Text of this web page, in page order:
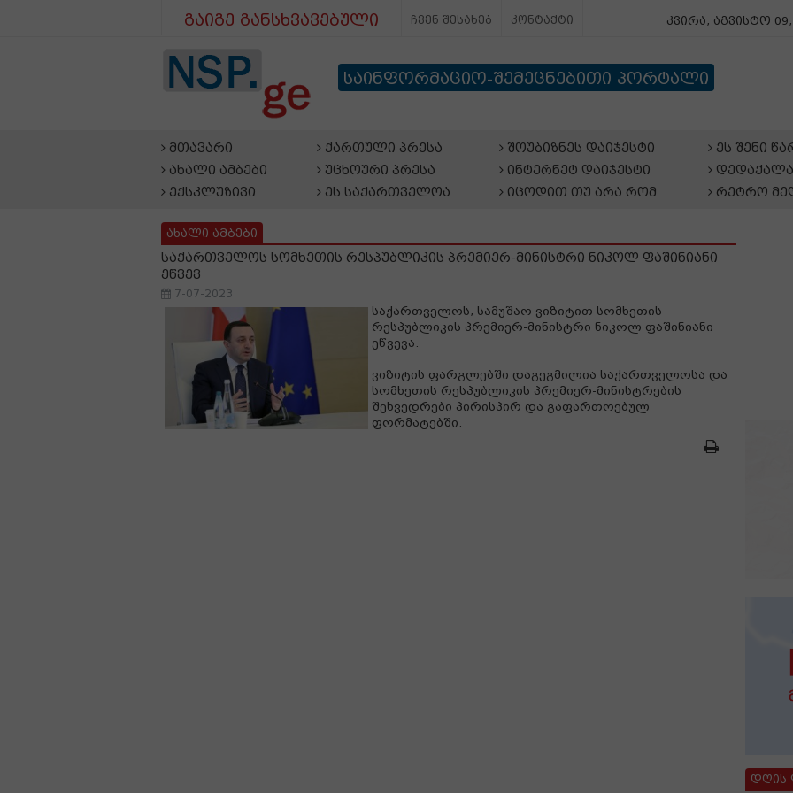
გაიგე განსხვავებული ჩვენ შესახებ კონტაქტი კვირა, აგვისტო 09,
საინფორმაციო-შემეცნებითი პორტალი
მთავარი
ახალი ამბები
ექსკლუზივი
ქართული პრესა
უცხოური პრესა
ეს საქართველოა
შოუბიზნეს დაიჯესტი
ინტერნეტ დაიჯესტი
იცოდით თუ არა რომ
ეს შენი
რეტრო
ახალი ამბები
საქართველოს სომხეთის რესპუბლიკის პრემიერ-მინისტრი ნიკოლ ფაშინიანი
ეწვევ
7-07-2023
საქართველოს, სამუშაო ვიზიტით სომხეთის
რესპუბლიკის პრემიერ-მინისტრი ნიკოლ ფაშინიანი
ეწვევა.
ვიზიტის ფარგლებში დაგეგმილია საქართველოსა და
სომხეთის რესპუბლიკის პრემიერ-მინისტრების
შეხვედრები პირისპირ და გაფართოებულ
ფორმატებში.
დღის